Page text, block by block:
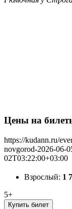
Цены на
https://kudann.ru/
novgorod-2026-06-
02T03:22:00+03:00
Взрослый: 1
5+
Купить билет